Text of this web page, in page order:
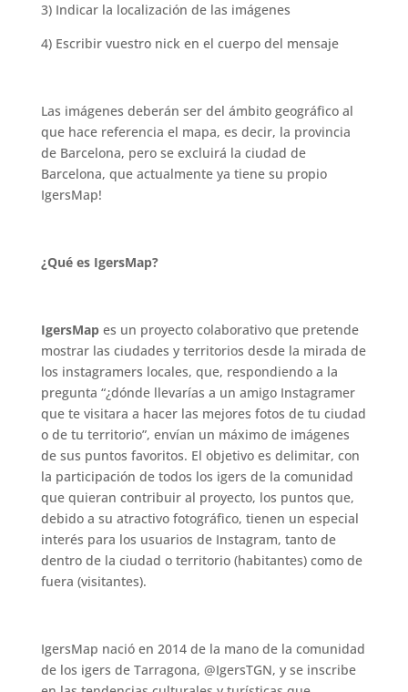
3) Indicar la localización de las imágenes
4) Escribir vuestro nick en el cuerpo del mensaje
Las imágenes deberán ser del ámbito geográfico al
que hace referencia el mapa, es decir, la provincia
de Barcelona, pero se excluirá la ciudad de
Barcelona, que actualmente ya tiene su propio
IgersMap!
¿Qué es IgersMap?
IgersMapes un proyecto colaborativo que pretende
mostrar las ciudades y territorios desde la mirada de
los instagramers locales, que, respondiendo a la
pregunta “¿dónde llevarías a un amigo Instagramer
que te visitara a hacer las mejores fotos de tu ciudad
o de tu territorio”, envían un máximo de imágenes
de sus puntos favoritos. El objetivo es delimitar, con
la participación de todos los igers de la comunidad
que quieran contribuir al proyecto, los puntos que,
debido a su atractivo fotográfico, tienen un especial
interés para los usuarios de Instagram, tanto de
dentro de la ciudad o territorio (habitantes) como de
fuera (visitantes).
IgersMap nació en 2014 de la mano de la comunidad
de los igers de Tarragona, @IgersTGN, y se inscribe